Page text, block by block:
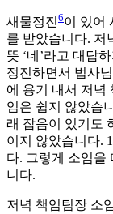
새물정진6이 있어
를 받았습니다. 저
뜻 ‘네’라고 대답
정진하면서 법사
에 용기 내서 저녁
임은 쉽지 않았습
래 잡음이 있기도
이지 않았습니다.
다. 그렇게 소임을
니다.
저녁 책임팀장 소